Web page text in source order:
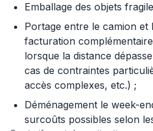
Emballage des objets
Portage entre le camion et
facturation
lorsque la distance
cas de contraintes
accès complexes, etc.) ;
Déménagement le week-
surcoûts possibles selon